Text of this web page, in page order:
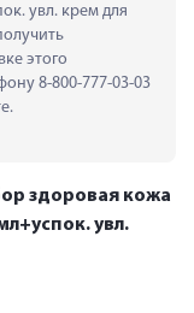
увл. крем для
этого
8-800-777-03-03
здоровая кожа
увл.